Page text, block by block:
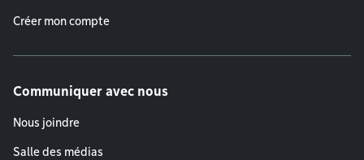
Créer mon compte
Communiquer avec nous
Nous joindre
Salle des médias